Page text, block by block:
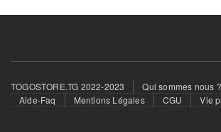
Footer
menu
TOGOSTORE.TG 2022-2023 Qui sommes nous ?
Aide-Faq
Mentions Légales CGU Vie